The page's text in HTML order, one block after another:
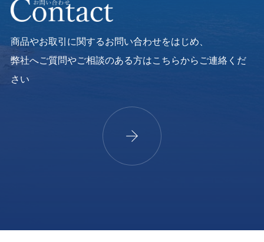
商品やお取引に関するお問い合わせをはじめ、
弊社へご質問やご相談のある方はこちらからご連絡くだ
さい